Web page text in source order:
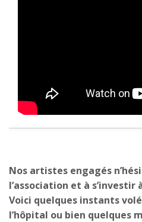
Nos artistes engagés
l’association et à s’investir
Voici quelques instants
l’hôpital ou bien quelques